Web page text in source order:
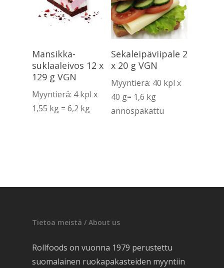
Lue Lisää
Mansikka-
suklaaleivos 12 x
129 g VGN
Myyntierä: 4 kpl x
1,55 kg = 6,2 kg
Lue Lisää
Sekaleipäviipale 2
x 20 g VGN
Myyntierä: 40 kpl x
40 g= 1,6 kg
annospakattu
Tietoa meistä / About us
Rollfoods on vuonna 1979 perustettu
suomalainen ruokapakasteiden myyntiin